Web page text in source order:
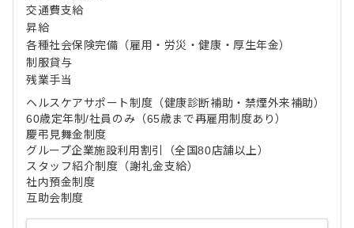
交通費支給
昇給
各種社会保険完備（雇用・労災・健康・厚生年金）
制服貸与
残業手当
ヘルスケアサポート制度（健康診断補助・禁煙外来補助）
60歳定年制/社員のみ（65歳まで再雇用制度あり）
慶弔見舞金制度
グループ企業施設利用割引（全国80店舗以上）
スタッフ紹介制度（謝礼金支給）
社内預金制度
互助会制度